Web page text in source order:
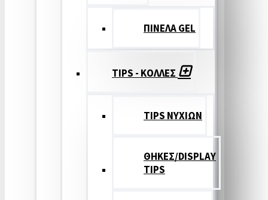
ΠΙΝΕΛΑ GEL
TIPS - ΚΟΛΛΕΣ
TIPS ΝΥΧΙΩΝ
ΘΗΚΕΣ/DISPLAY
TIPS